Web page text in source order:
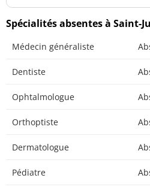
Spécialités absentes à Saint-
Médecin généraliste
Dentiste
Ophtalmologue
Orthoptiste
Dermatologue
Pédiatre